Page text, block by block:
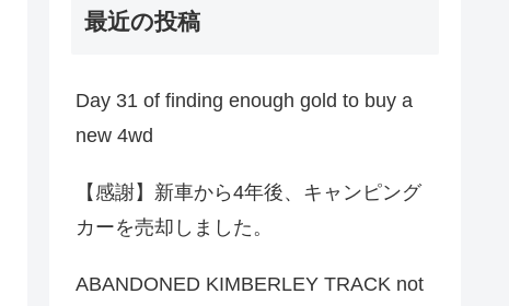
最近の投稿
Day 31 of finding enough gold to buy a
new 4wd
【感謝】新車から4年後、キャンピング
カーを売却しました。
ABANDONED KIMBERLEY TRACK not